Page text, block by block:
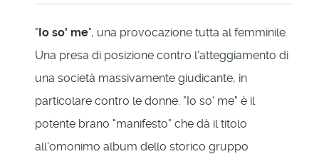
"Io so' me", una provocazione tutta al femminile.
Una presa di posizione contro l'atteggiamento di
una società massivamente giudicante, in
particolare contro le donne. "Io so' me" è il
potente brano "manifesto" che dà il titolo
all'omonimo album dello storico gruppo